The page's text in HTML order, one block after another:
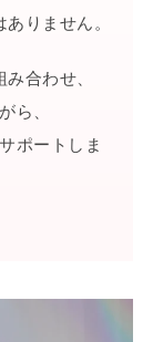
りません。
合わせ、
ら、
ポートしま